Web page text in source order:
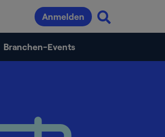
Anmelden
Branchen-Events